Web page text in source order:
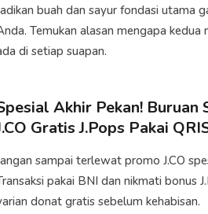
buah dan sayur fondasi utama
Temukan alasan mengapa kedua
di setiap suapan.
Akhir Pekan! Buruan
Gratis J.Pops Pakai
sampai terlewat promo J.CO
pakai BNI dan nikmati bonus
donat gratis sebelum kehabisan.